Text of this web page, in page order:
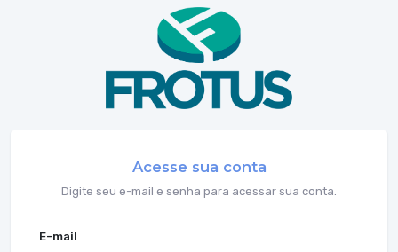
Acesse sua conta
Digite seu e-mail e senha para acessar sua conta.
E-mail